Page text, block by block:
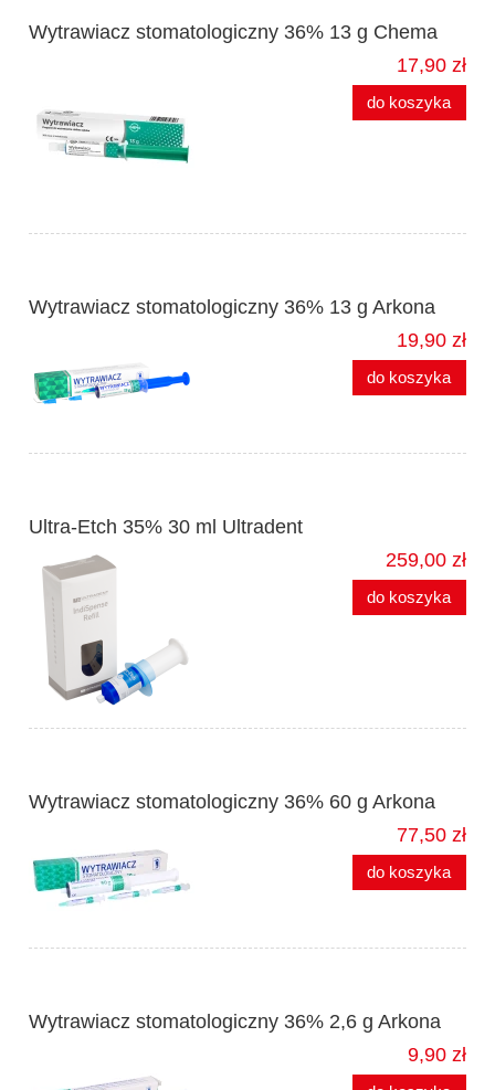
Wytrawiacz stomatologiczny 36% 13 g Chema
17,90 zł
do koszyka
Wytrawiacz stomatologiczny 36% 13 g Arkona
19,90 zł
do koszyka
Ultra-Etch 35% 30 ml Ultradent
259,00 zł
do koszyka
Wytrawiacz stomatologiczny 36% 60 g Arkona
77,50 zł
do koszyka
Wytrawiacz stomatologiczny 36% 2,6 g Arkona
9,90 zł